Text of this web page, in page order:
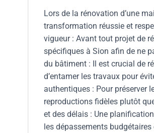
Lors de la rénovation d’une
transformation réussie et
vigueur : Avant tout projet de
spécifiques à Sion afin de ne
du bâtiment : Il est crucial de
d’entamer les travaux pour
authentiques : Pour préserver
reproductions fidèles plutôt
et des délais : Une
les dépassements